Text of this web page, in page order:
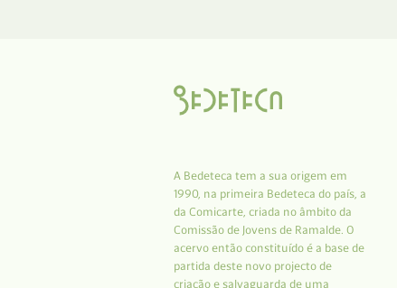
A Bedeteca tem a sua origem em
1990, na primeira Bedeteca do país, a
da Comicarte, criada no âmbito da
Comissão de Jovens de Ramalde. O
acervo então constituído é a base de
partida deste novo projecto de
criação e salvaguarda de uma